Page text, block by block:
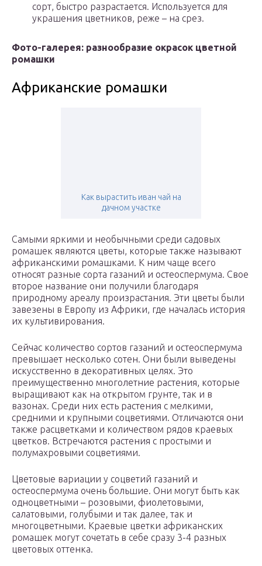
сорт, быстро разрастается. Используется для
украшения цветников, реже – на срез.
Фото-галерея: разнообразие окрасок цветной
ромашки
Африканские ромашки
Как вырастить иван чай на
дачном участке
Самыми яркими и необычными среди садовых
ромашек являются цветы, которые также называют
африканскими ромашками. К ним чаще всего
относят разные сорта газаний и остеоспермума. Свое
второе название они получили благодаря
природному ареалу произрастания. Эти цветы были
завезены в Европу из Африки, где началась история
их культивирования.
Сейчас количество сортов газаний и остеоспермума
превышает несколько сотен. Они были выведены
искусственно в декоративных целях. Это
преимущественно многолетние растения, которые
выращивают как на открытом грунте, так и в
вазонах. Среди них есть растения с мелкими,
средними и крупными соцветиями. Отличаются они
также расцветками и количеством рядов краевых
цветков. Встречаются растения с простыми и
полумахровыми соцветиями.
Цветовые вариации у соцветий газаний и
остеоспермума очень большие. Они могут быть как
одноцветными – розовыми, фиолетовыми,
салатовыми, голубыми и так далее, так и
многоцветными. Краевые цветки африканских
ромашек могут сочетать в себе сразу 3-4 разных
цветовых оттенка.